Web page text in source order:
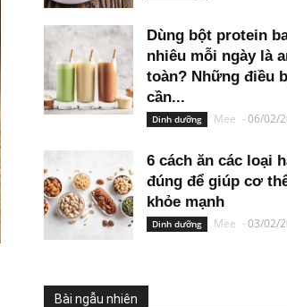
Dùng bột protein
nhiêu mỗi ngày là
toàn? Những điều
cần...
Dinh dưỡng Mee -06/02/
6 cách ăn các loại
đúng để giúp cơ
khỏe mạnh
Dinh dưỡng Mee -03/02/
Bài ngẫu nhiên